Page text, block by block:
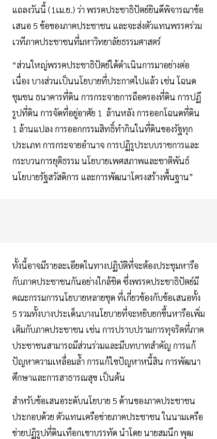
แถลงวันนี้ (1เม.ย.) ว่า พรรคประชาธิปัตย์ยินดีพิจารณาข้อ
เสนอ 5 ข้อของภาคประชาชน และจะส่งตัวแทนพรรคร่วม
เวทีภาคประชาชนที่มหาวิทยาลัยธรรมศาสตร์
“ส่วนใหญ่พรรคประชาธิปัตย์ได้ดำเนินการมาอย่างต่อ
เนื่อง บางส่วนเป็นนโยบายที่ประกาศไปแล้ว เช่น โฉนด
ชุมชน ธนาคารที่ดิน การกระจายการถือครองที่ดิน การปฏึ
รูปที่ดิน การจัดที่อยู่อาศัย 1 ล้านหลัง การออกโฉนดที่ดิน
1 ล้านแปลง การออกกรรมสิทธิ์ทำกินในที่ดินของรัฐทุก
ประเภท การกระจายอำนาจ การปฏิรูประบบราชการและ
กระบวนการยุติธรรม นโยบายเพศสภาพและชาติพันธ์
นโยบายรัฐสวัสดิการ และการพัฒนาโครงสร้างพื้นฐาน”
ทั้งนี้อาจมีรายละเอียดในทางปฏิบัติที่จะต้องประชุมหารือ
กับภาคประชาชนกันอย่างใกล้ชิด ซึ่งพรรคประชาธิปัตย์มี
คณะกรรมการนโยบายหลายชุด ที่เกี่ยวข้องกับข้อเสนอทั้ง
5 รวมทั้งบางประเด็นบางนโยบายที่จะหยิบยกขึ้นหารือเพิ่ม
เติมกับภาคประชาชน เช่น การปราบปรามการทุจริตที่ภาค
ประชาชนสามารถมีส่วนร่วมและมีบทบาทสำคัญ การแก้
ปัญหาความเหลื่อมล้ำ การแก้ไขปัญหาหนี้สิน การพัฒนา
ศึกษาและการสาธารณสุข เป็นต้น
สำหรับข้อเสนอระดับนโยบาย 5 ด้านของภาคประชาชน
ประกอบด้วย ตัวแทนเครือข่ายภาคประชาชน ในนามเครือ
ข่ายปฏิรูปที่ดินเทือกเขาบรรทัด นำโดย นายสมนึก พุฒ